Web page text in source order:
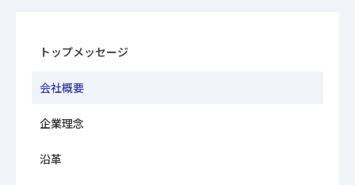
トップメッセージ
会社概要
企業理念
沿革